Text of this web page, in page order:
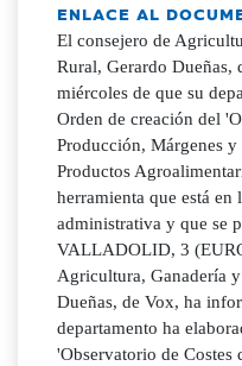
ENLACE AL
El consejero de
Rural, Gerardo Dueñas,
miércoles de que su
Orden de creación del
Producción, Márgenes
Productos
herramienta que está
administrativa y que se
VALLADOLID, 3
Agricultura, Ganadería
Dueñas, de Vox, ha
departamento ha
'Observatorio de Costes